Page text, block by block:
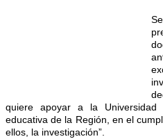
quiere apoyar a la Universidad
educativa de la Región, en el
ellos, la investigación”.